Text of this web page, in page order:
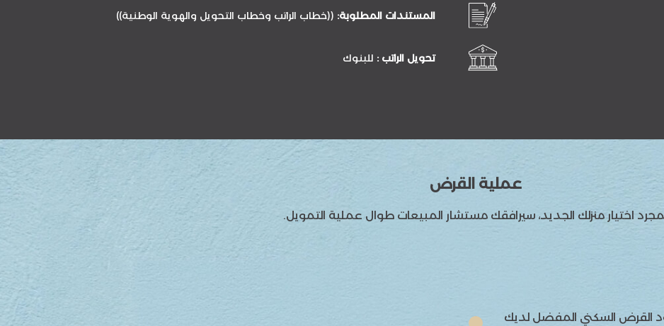
المستندات المطلوبة: ((خطاب الراتب وخطاب التحويل والهوية الوطنية))
تحويل الراتب : للبنوك
عملية القرض
اختيار منزلك الجديد، سيرافقك مستشار المبيعات طوال عملية التمويل.
القرض السكني المفضل لديك